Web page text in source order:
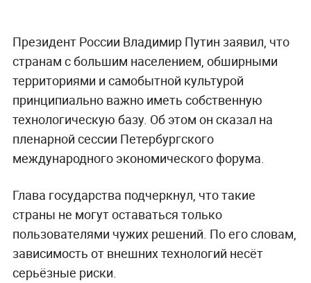
Президент России Владимир Путин заявил, что
странам с большим населением, обширными
территориями и самобытной культурой
принципиально важно иметь собственную
технологическую базу. Об этом он сказал на
пленарной сессии Петербургского
международного экономического форума.
Глава государства подчеркнул, что такие
страны не могут оставаться только
пользователями чужих решений. По его словам,
зависимость от внешних технологий несёт
серьёзные риски.